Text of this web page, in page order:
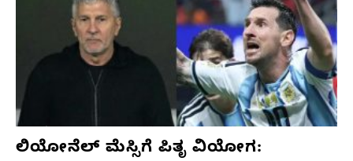
ಲಿಯೋನೆಲ್ ಮೆಸ್ಸಿಗೆ ಪಿತೃ ವಿಯೋಗ: